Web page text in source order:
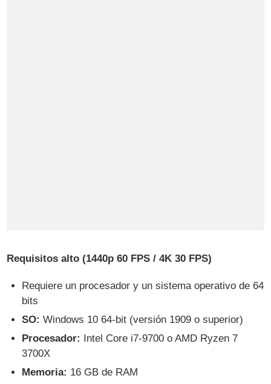
Requisitos alto (1440p 60 FPS / 4K 30 FPS)
Requiere un procesador y un sistema operativo de 64
bits
SO: Windows 10 64-bit (versión 1909 o superior)
Procesador: Intel Core i7-9700 o AMD Ryzen 7
3700X
Memoria: 16 GB de RAM